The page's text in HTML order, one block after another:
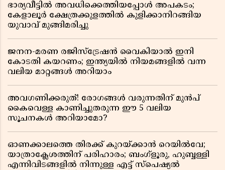
ഭാര്യവീട്ടിൽ അവധിക്കെത്തിയപ്പോൾ അപകടം;
കേളാലൂർ ക്ഷേത്രക്കുളത്തിൽ കുളിക്കാനിറങ്ങിയ
യുവാവ് മുങ്ങിമരിച്ചു
ജനന-മരണ രജിസ്ട്രേഷൻ വൈകിയാൽ ഇനി
കോടതി കയറണം; ഇന്ത്യയിൽ നിയമങ്ങളിൽ വന്ന
വലിയ മാറ്റങ്ങൾ അറിയാം
അവഗണിക്കരുത്! രോഗങ്ങൾ വരുന്നതിന് മുൻപ്
കൈവെള്ള കാണിച്ചുതരുന്ന ഈ 5 വലിയ
സൂചനകൾ അറിയാമോ?
ഓണക്കാലത്തെ തിരക്ക് കുറയ്ക്കാൻ റെയിൽവേ;
യാത്രാക്ലേശത്തിന് പരിഹാരം; ബംഗ്ളൂരു, ഹുബ്ബള്ളി
എന്നിവിടങ്ങളിൽ നിന്നുള്ള എട്ട് സ്പെഷ്യൽ